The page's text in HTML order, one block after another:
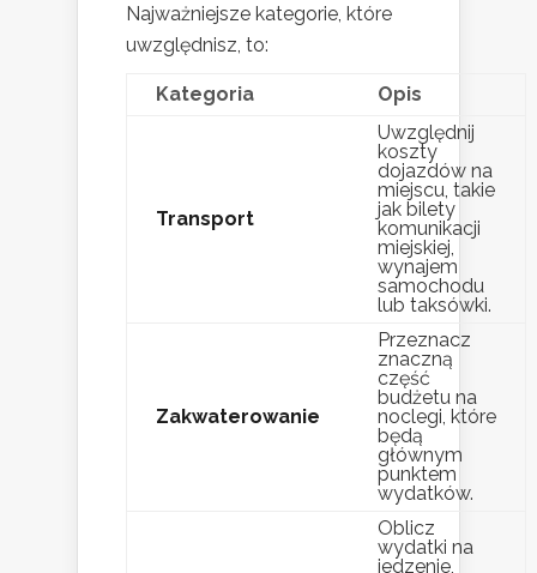
Najważniejsze kategorie, które
uwzględnisz, to:
Kategoria Opis
Transport
Uwzględnij
koszty
dojazdów na
miejscu, takie
jak bilety
komunikacji
miejskiej,
wynajem
samochodu
lub taksówki.
Zakwaterowanie
Przeznacz
znaczną
część
budżetu na
noclegi, które
będą
głównym
punktem
wydatków.
Oblicz
wydatki na
jedzenie,